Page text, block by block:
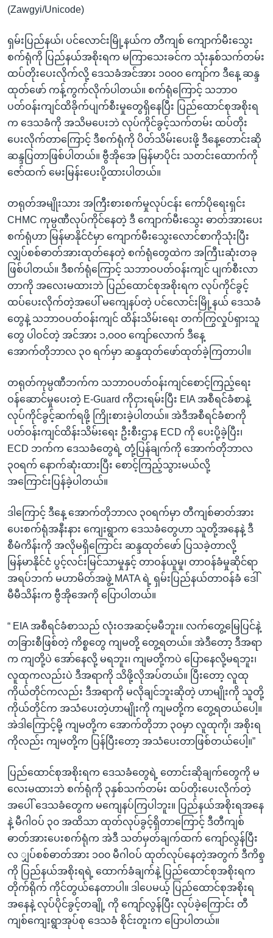
သို့
ရန်
(Zawgyi/Unicode)
ရှမ်းပြည်နယ်၊ ပင်လောင်းမြို့နယ်က တီကျစ် ကျောက်မီးသွေး
စက်ရုံကို ပြည်နယ်အစိုးရက မကြာသေးခင်က သုံးနှစ်သက်တမ်း
ထပ်တိုးပေးလိုက်လို့ ဒေသခံအင်အား ၁၀၀၀ ကျော်က ဒီနေ့ ဆန္ဒ
ထုတ်ဖော် ကန့်ကွက်လိုက်ပါတယ်။ စက်ရုံကြောင့် သဘာဝ
ပတ်ဝန်းကျင်ထိခိုက်ပျက်စီးမှုတွေရှိနေပြီး ပြည်ထောင်စုအစိုးရ
က ဒေသခံကို အသိမပေးဘဲ လုပ်ကိုင်ခွင့်သက်တမ်း ထပ်တိုး
ပေးလိုက်တာကြောင့် ဒီစက်ရုံကို ပိတ်သိမ်းပေးဖို့ ဒီနေ့တောင်းဆို
ဆန္ဒပြတာဖြစ်ပါတယ်။ ဗွီအိုအေ မြန်မာပိုင်း သတင်းထောက်ကို
ဇော်ထက် မေးမြန်းပေးပို့ထားပါတယ်။
တရုတ်အမျိုးသား အကြီးစားစက်မှုလုပ်ငန်း ကော်ပိုရေးရှင်း
CHMC ကုမ္ပဏီလုပ်ကိုင်နေတဲ့ ဒီ ကျောက်မီးသွေး ဓာတ်အားပေး
စက်ရုံဟာ မြန်မာနိုင်ငံမှာ ကျောက်မီးသွေးလောင်စာကိုသုံးပြီး
လျှပ်စစ်ဓာတ်အားထုတ်နေတဲ့ စက်ရုံတွေထဲက အကြီၤးဆုံးတခု
ဖြစ်ပါတယ်။ ဒီစက်ရုံကြောင့် သဘာဝပတ်ဝန်းကျင် ပျက်စီးလာ
တာကို အလေးမထားဘဲ ပြည်ထောင်စုအစိုးရက လုပ်ကိုင်ခွင့်
ထပ်ပေးလိုက်တဲ့အပေါ် မကျေနပ်တဲ့ ပင်လောင်းမြို့နယ် ဒေသခံ
တွေနဲ့ သဘာဝပတ်ဝန်းကျင် ထိန်းသိမ်းရေး တက်ကြွလှုပ်ရှားသူ
တွေ ပါဝင်တဲ့ အင်အား ၁,၀၀၀ ကျော်လောက် ဒီနေ့
အောက်တိုဘာလ ၃၀ ရက်မှာ ဆန္ဒထုတ်ဖော်ထုတ်ခဲ့ကြတာပါ။
တရုတ်ကုမ္ပဏီဘက်က သဘာဝပတ်ဝန်းကျင်စောင့်ကြည့်ရေး
ဝန်ဆောင်မှုပေးတဲ့ E-Guard ကိုငှားရမ်းပြီး EIA အစီရင်ခံစာနဲ့
လုပ်ကိုင်ခွင့်ဆက်ရဖို့ ကြိုးစားခဲ့ပါတယ်။ အဲဒီအစီရင်ခံစာကို
ပတ်ဝန်းကျင်ထိန်းသိမ်းရေး ဦးစီးဌာန ECD ကို ပေးပို့ခဲ့ပြီး၊
ECD ဘက်က ဒေသခံတွေရဲ့ တုံ့ပြန်ချက်ကို အောက်တိုဘာလ
၃၀ရက် နောက်ဆုံးထားပြီး စောင့်ကြည့်သွားမယ်လို့
အကြောင်းပြန်ခဲ့ပါတယ်။
ဒါကြောင့် ဒီနေ့ အောက်တိုဘာလ ၃၀ရက်မှာ တီကျစ်ဓာတ်အား
ပေးစက်ရုံအနီးနား ကျေးရွာက ဒေသခံတွေဟာ သူတို့အနေနဲ့ ဒီ
စီမံကိန်းကို အလိုမရှိကြောင်း ဆန္ဒထုတ်ဖော် ပြသခဲ့တာလို့
မြန်မာနိုင်ငံ ပွင့်လင်းမြင်သာမှုနှင့် တာဝန်ယူမှု၊ တာဝန်ခံမှုဆိုင်ရာ
အရပ်ဘက် မဟာမိတ်အဖွဲ့ MATA ရဲ့ ရှမ်းပြည်နယ်တာဝန်ခံ ဒေါ်
မီမီသိန်းက ဗွီအိုအေကို ပြောပါတယ်။
“ EIA အစီရင်ခံစာသည် လုံးဝအဆင့်မမီဘူး။ လက်တွေ့မြေပြင်နဲ့
တခြားစီဖြစ်တဲ့ ကိစ္စတွေ ကျမတို့ တွေ့ရတယ်။ အဲဒီတော့ ဒီအရာ
က ကျတို့ပဲ အော်နေလို့ မရဘူး၊ ကျမတို့ကပဲ ပြောနေလို့မရဘူး၊
လူထုကလည်းပဲ ဒီအရာကို သိဖို့လိုအပ်တယ်။ ပြီးတော့ လူထု
ကိုယ်တိုင်ကလည်း ဒီအရာကို မလိုချင်ဘူးဆိုတဲ့ ဟာမျိုးကို သူတို့
ကိုယ်တိုင်က အသံပေးတဲ့ဟာမျိုးကို ကျမတို့က တွေ့ရတယ်ပေါ့။
အဲဒါကြောင့်မို့ ကျမတို့က အောက်တိုဘာ ၃၀မှာ လူထုကို၊ အစိုးရ
ကိုလည်း ကျမတို့က ပြန်ပြီးတော့ အသံပေးတာဖြစ်တယ်ပေါ့။”
ပြည်ထောင်စုအစိုးရက ဒေသခံတွေရဲ့ တောင်းဆိုချက်တွေကို မ
လေးမထားဘဲ စက်ရုံကို ၃နှစ်သက်တမ်း ထပ်တိုးပေးလိုက်တဲ့
အပေါ် ဒေသခံတွေက မကျေနပ်ကြပါဘူး။ ပြည်နယ်အစိုးရအနေ
နဲ့ မီဂါဝပ် ၃၀ အထိသာ ထုတ်လုပ်ခွင့်ရှိတာကြောင့် ဒီတီကျစ်
ဓာတ်အားပေးစက်ရုံက အဲဒီ သတ်မှတ်ချက်ထက် ကျော်လွန်ပြီး
လ ျှပ်စစ်ဓာတ်အား ၁၀၀ မီဂါဝပ် ထုတ်လုပ်နေတဲ့အတွက် ဒီကိစ္ဒ
ကို ပြည်နယ်အစိုးရရဲ့ ထောက်ခံချက်နဲ့ ပြည်ထောင်စုအစိုးရက
တိုက်ရိုက် ကိုင်တွယ်နေတာပါ။ ဒါပေမယ့် ပြည်ထောင်စုအစိုးရ
အနေနဲ့ လုပ်ပိုင်ခွင့်တချို့ ကို ကျော်လွန်ပြီး လုပ်ခဲ့ကြောင်း တီ
ကျစ်ကျေးရွာအုပ်စု ဒေသခံ စိုင်းတူးက ပြောပါတယ်။